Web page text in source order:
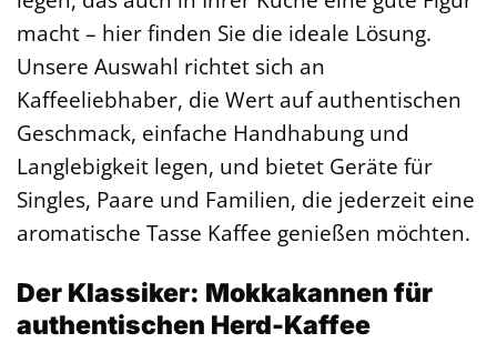
macht – hier finden Sie die ideale Lösung.
Unsere Auswahl richtet sich an
Kaffeeliebhaber, die Wert auf authentischen
Geschmack, einfache Handhabung und
Langlebigkeit legen, und bietet Geräte für
Singles, Paare und Familien, die jederzeit eine
aromatische Tasse Kaffee genießen möchten.
Der Klassiker: Mokkakannen für
authentischen Herd-Kaffee